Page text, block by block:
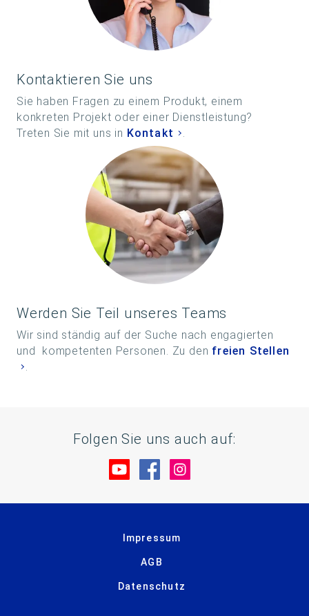
Kontaktieren Sie uns
Sie haben Fragen zu einem Produkt, einem
konkreten Projekt oder einer Dienstleistung?
Treten Sie mit uns in Kontakt
Werden Sie Teil unseres Teams
Wir sind ständig auf der Suche nach engagierten
und kompetenten Personen. Zu den freien Stellen
Folgen Sie uns auch auf:
Besuche uns auf YouTube
Besuche uns auf
Impressum
AGB
Datenschutz